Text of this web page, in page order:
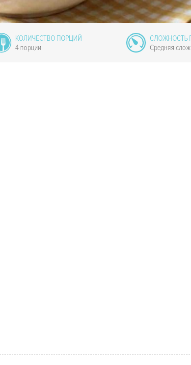
КОЛИЧЕСТВО ПОРЦИЙ
4 порции
СЛОЖНОСТЬ
Средняя